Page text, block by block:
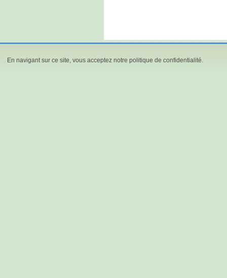
En navigant sur ce site, vous acceptez notre politique de confidentialité.